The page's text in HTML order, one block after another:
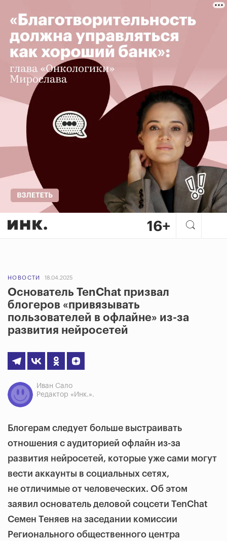
НОВОСТИ 18.04.2025
Основатель TenChat призвал
блогеров «привязывать
пользователей в офлайне» из-за
развития нейросетей
Иван Сало
Редактор «Инк.».
Блогерам следует больше выстраивать
отношения с аудиторией офлайн из-за
развития нейросетей, которые уже сами могут
вести аккаунты в социальных сетях,
не отличимые от человеческих. Об этом
заявил основатель деловой соцсети TenChat
Семен Теняев на заседании комиссии
Регионального общественного центра